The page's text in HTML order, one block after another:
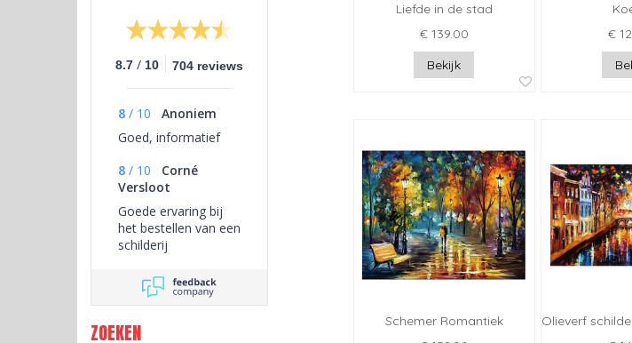
8.7 / 10 704 reviews
8 / 10
Anoniem
Goed, informatief
8 / 10
Corné
Versloot
Goede ervaring bij
het bestellen van een
schilderij
ZOEKEN
Liefde in de stad
€ 139.00
Bekijk
€
Schemer Romantiek
Olieverf